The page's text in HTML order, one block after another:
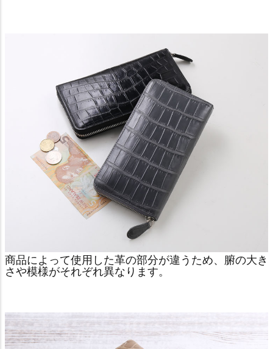
商品によって使用した革の部分が違うため、腑の大き
さや模様がそれぞれ異なります。